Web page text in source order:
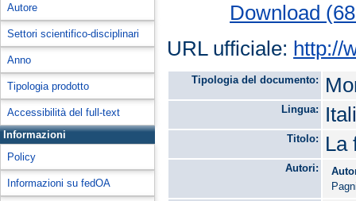
Autore
Settori scientifico-disciplinari
Anno
Tipologia prodotto
Accessibilità del full-text
Informazioni
Policy
Informazioni su fedOA
Download
URL ufficiale: http://
Tipologia del documento:
Lingua:
Titolo: La
Autori: